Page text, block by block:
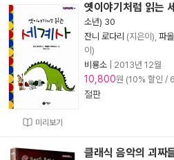
미리보기
옛이야기처럼 읽는
소년) 30
잔니 로다리 (지은이), 파
이)
비룡소
2013년 12월
10,800원 (10% 할인 /
절판
클래식 음악의 괴짜